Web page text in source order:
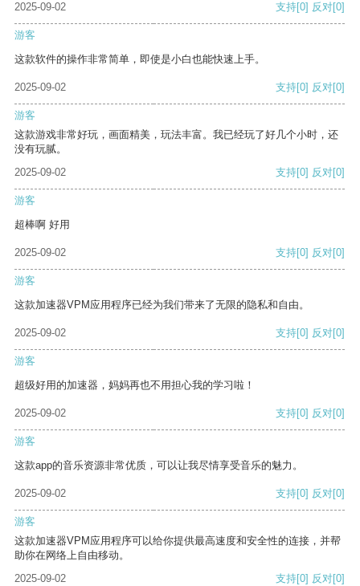
2025-09-02
支持[0] 反对[0]
游客
这款软件的操作非常简单，即使是小白也能快速上手。
2025-09-02 支持[0] 反对[0]
游客
这款游戏非常好玩，画面精美，玩法丰富。我已经玩了好几个小时，还
没有玩腻。
2025-09-02
支持[0] 反对[0]
游客
超棒啊 好用
2025-09-02 支持[0] 反对[0]
游客
这款加速器VPM应用程序已经为我们带来了无限的隐私和自由。
2025-09-02 支持[0] 反对[0]
游客
超级好用的加速器，妈妈再也不用担心我的学习啦！
2025-09-02 支持[0] 反对[0]
游客
这款app的音乐资源非常优质，可以让我尽情享受音乐的魅力。
2025-09-02 支持[0] 反对[0]
游客
这款加速器VPM应用程序可以给你提供最高速度和安全性的连接，并帮
助你在网络上自由移动。
2025-09-02
支持[0] 反对[0]